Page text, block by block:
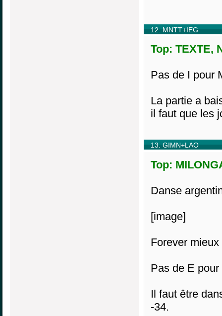
12. MNTT+IEG
Top: TEXTE,
Pas de I pour
La partie a
il faut que les
13. GIMN+LAO
Top:
Danse
[image]
Forever
Pas de E
Il faut être
-34.